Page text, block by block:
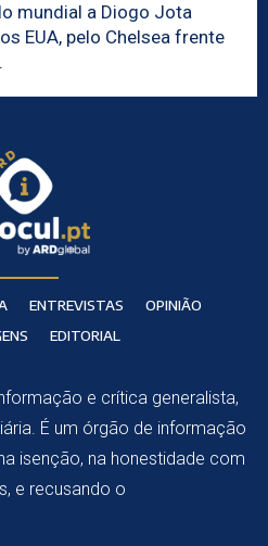
mundial a Diogo Jota
EUA, pelo Chelsea frente
ENTREVISTAS
OPINIÃO
EDITORIAL
e crítica generalista,
É um órgão de informação
isenção, na honestidade com
e recusando o